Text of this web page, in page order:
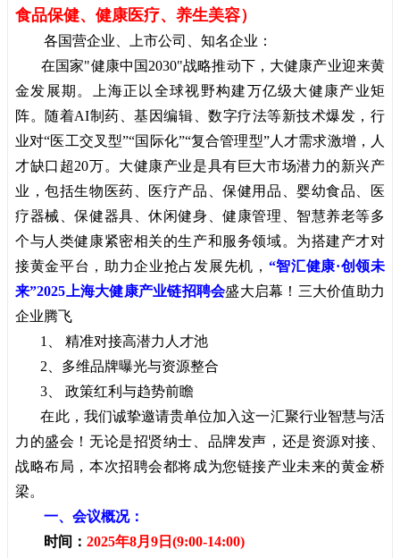
食品保健、健康医疗、养生美容）
各国营企业、上市公司、知名企业：
在国家"健康中国2030"战略推动下，大健康产业迎来黄
金发展期。上海正以全球视野构建万亿级大健康产业矩
阵。随着AI制药、基因编辑、数字疗法等新技术爆发，行
业对“医工交叉型”“国际化”“复合管理型”人才需求激增，人
才缺口超20万。大健康产业是具有巨大市场潜力的新兴产
业，包括生物医药、医疗产品、保健用品、婴幼食品、医
疗器械、保健器具、休闲健身、健康管理、智慧养老等多
个与人类健康紧密相关的生产和服务领域。为搭建产才对
接黄金平台，助力企业抢占发展先机， “智汇健康·创领未
来”2025上海大健康产业链招聘会盛大启幕！三大价值助力
企业腾飞
1、 精准对接高潜力人才池
2、多维品牌曝光与资源整合
3、 政策红利与趋势前瞻
在此，我们诚挚邀请贵单位加入这一汇聚行业智慧与活
力的盛会！无论是招贤纳士、品牌发声，还是资源对接、
战略布局，本次招聘会都将成为您链接产业未来的黄金桥
梁。
一、会议概况：
时间： 2025年8月9日(9:00-14:00)